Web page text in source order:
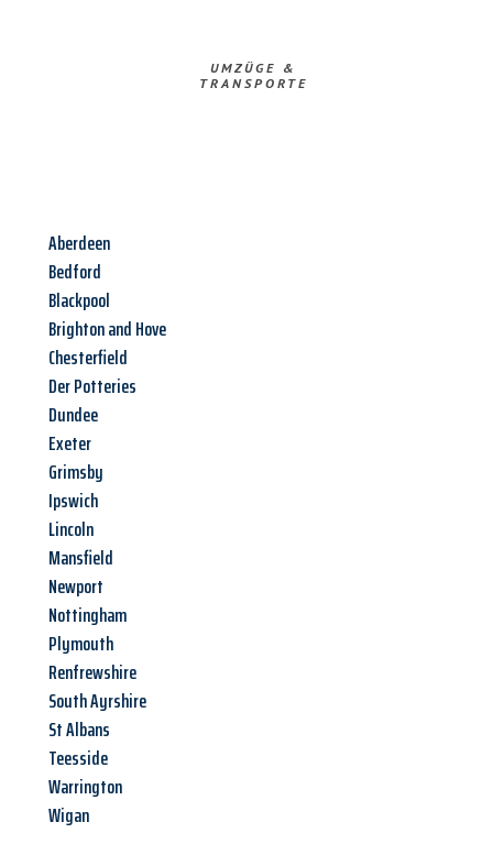
UMZÜGE &
TRANSPORTE
Aberdeen
Bedford
Blackpool
Brighton and Hove
Chesterfield
Der Potteries
Dundee
Exeter
Grimsby
Ipswich
Lincoln
Mansfield
Newport
Nottingham
Plymouth
Renfrewshire
South Ayrshire
St Albans
Teesside
Warrington
Wigan